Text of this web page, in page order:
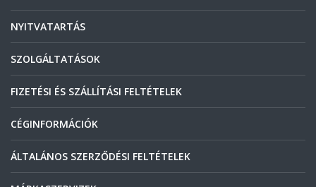
NYITVATARTÁS
SZOLGÁLTATÁSOK
FIZETÉSI ÉS SZÁLLÍTÁSI FELTÉTELEK
CÉGINFORMÁCIÓK
ÁLTALÁNOS SZERZŐDÉSI FELTÉTELEK